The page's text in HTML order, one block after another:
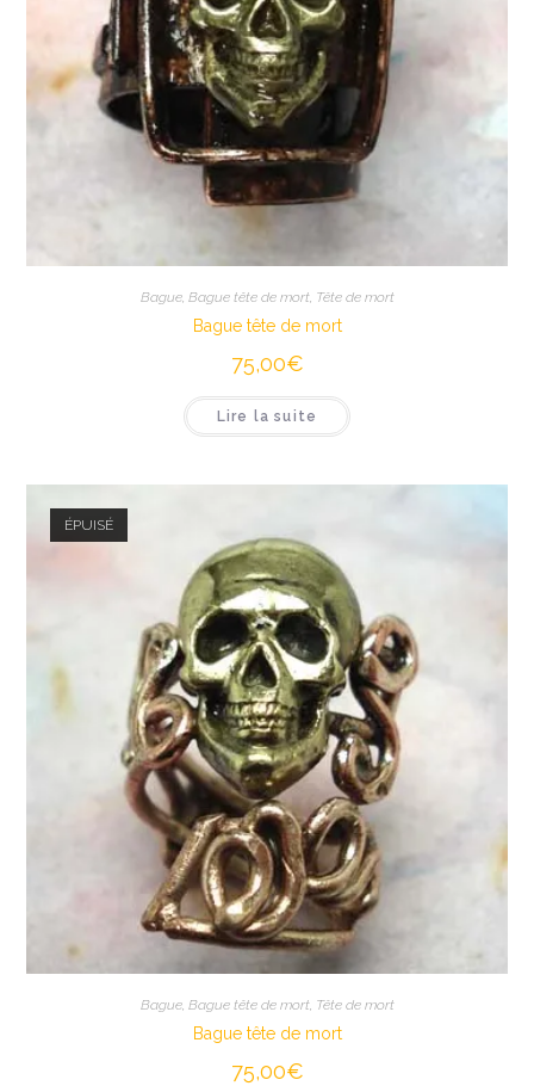
Bague, Bague tête de mort, Tête de mort
Bague tête de mort
75,00€
Lire la suite
ÉPUISÉ
Bague, Bague tête de mort, Tête de mort
Bague tête de mort
75,00€